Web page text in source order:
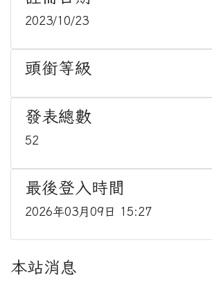
2023/10/23
頭銜等級
發表總數
52
最後登入時間
2026年03月09日 15:27
本站消息